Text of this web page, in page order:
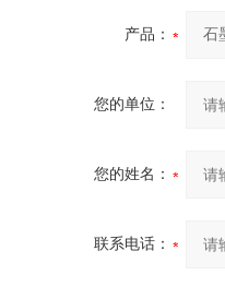
产品：
您的单位：
您的姓名：
联系电话：